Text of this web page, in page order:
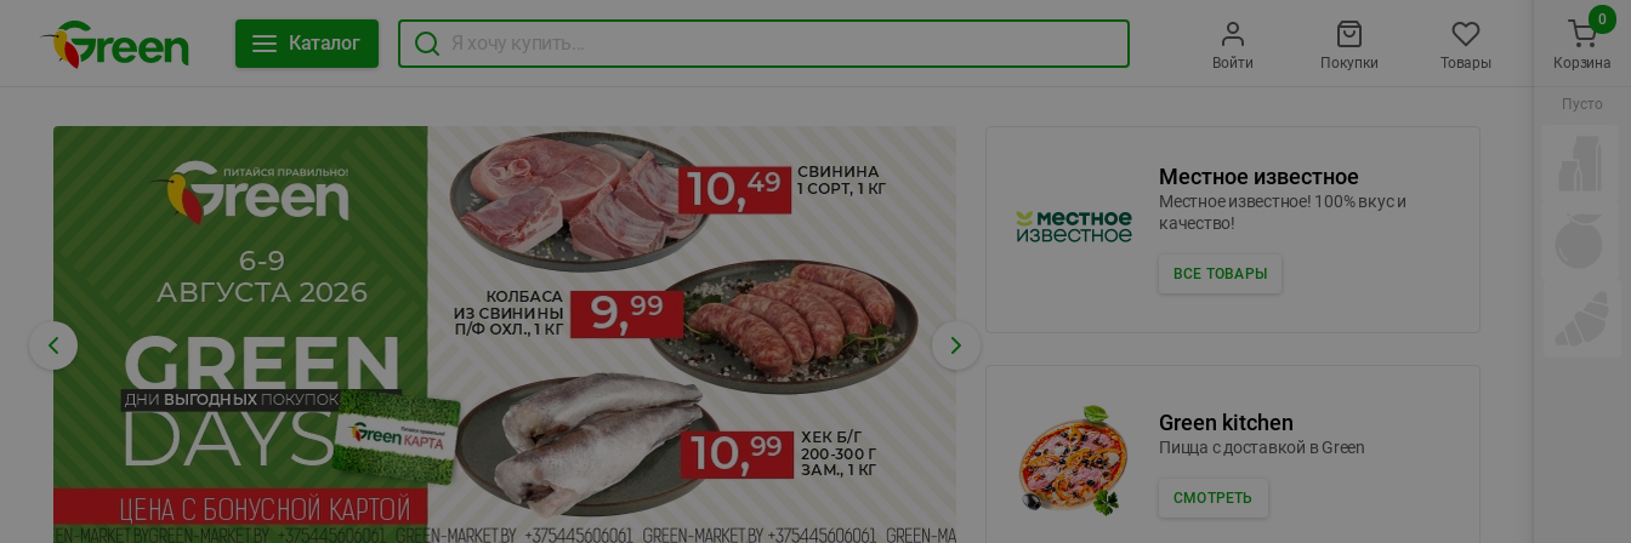
Каталог
Войти Покупки Товары
Местное известное
Местное известное! 100% вкус и
качество!
ВСЕ ТОВАРЫ
Green kitchen
Пицца c доставкой в Green
СМОТРЕТЬ
Корзина
0
Пусто